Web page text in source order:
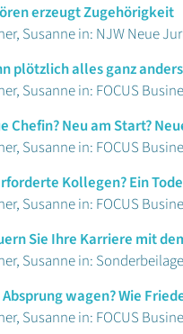
erzeugt Zugehörigkeit
Susanne in: NJW Neue
plötzlich alles ganz
Susanne in: FOCUS
Chefin? Neu am Start?
Susanne in: FOCUS
Kollegen? Ein
Susanne in: FOCUS
Sie Ihre Karriere mit
Susanne in:
Absprung wagen? Wie
Susanne in: FOCUS